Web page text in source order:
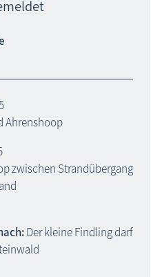
Ahrenshoop
zwischen Strandübergang
Der kleine Findling darf